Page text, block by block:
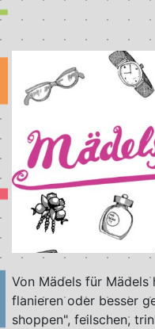
Von Mädels für
flanieren oder besser
shoppen", feilschen,